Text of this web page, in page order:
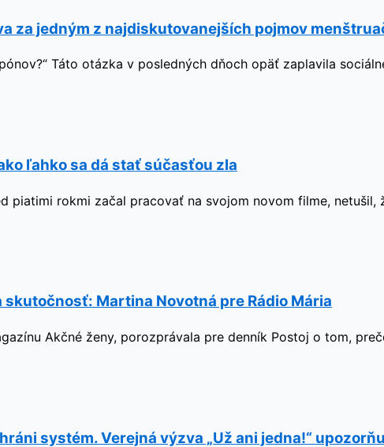
za jedným z najdiskutovanejších pojmov
Táto otázka v posledných dňoch opäť zaplavila
ľahko sa dá stať súčasťou zla
piatimi rokmi začal pracovať na svojom novom filme, netušil,
Martina Novotná pre Rádio Mária
Akčné ženy, porozprávala pre denník Postoj o tom,
systém. Verejná výzva „Už ani jedna!“